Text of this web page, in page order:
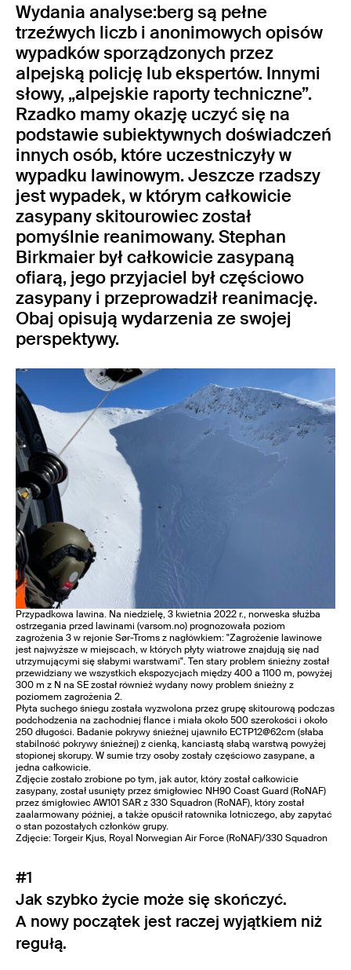
Wydania analyse:berg są pełne
trzeźwych liczb i anonimowych opisów
wypadków sporządzonych przez
alpejską policję lub ekspertów. Innymi
słowy, „alpejskie raporty techniczne”.
Rzadko mamy okazję uczyć się na
podstawie subiektywnych doświadczeń
innych osób, które uczestniczyły w
wypadku lawinowym. Jeszcze rzadszy
jest wypadek, w którym całkowicie
zasypany skitourowiec został
pomyślnie reanimowany. Stephan
Birkmaier był całkowicie zasypaną
ofiarą, jego przyjaciel był częściowo
zasypany i przeprowadził reanimację.
Obaj opisują wydarzenia ze swojej
perspektywy.
Przypadkowa lawina. Na niedzielę, 3 kwietnia 2022 r., norweska służba
ostrzegania przed lawinami (varsom.no) prognozowała poziom
zagrożenia 3 w rejonie Sør-Troms z nagłówkiem: "Zagrożenie lawinowe
jest najwyższe w miejscach, w których płyty wiatrowe znajdują się nad
utrzymującymi się słabymi warstwami". Ten stary problem śnieżny został
przewidziany we wszystkich ekspozycjach między 400 a 1100 m, powyżej
300 m z N na SE został również wydany nowy problem śnieżny z
poziomem zagrożenia 2.
Płyta suchego śniegu została wyzwolona przez grupę skitourową podczas
podchodzenia na zachodniej flance i miała około 500 szerokości i około
250 długości. Badanie pokrywy śnieżnej ujawniło ECTP12@62cm (słaba
stabilność pokrywy śnieżnej) z cienką, kanciastą słabą warstwą powyżej
stopionej skorupy. W sumie trzy osoby zostały częściowo zasypane, a
jedna całkowicie.
Zdjęcie zostało zrobione po tym, jak autor, który został całkowicie
zasypany, został usunięty przez śmigłowiec NH90 Coast Guard (RoNAF)
przez śmigłowiec AW101 SAR z 330 Squadron (RoNAF), który został
zaalarmowany później, a także opuścił ratownika lotniczego, aby zapytać
o stan pozostałych członków grupy.
Zdjęcie: Torgeir Kjus, Royal Norwegian Air Force (RoNAF)/330 Squadron
#1
Jak szybko życie może się skończyć.
A nowy początek jest raczej wyjątkiem niż
regułą.